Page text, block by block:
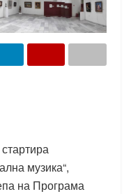
музика“,
на Програма